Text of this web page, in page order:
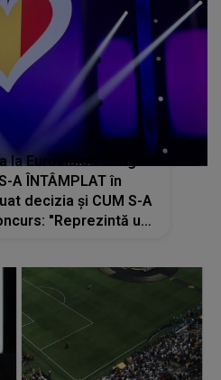
la Eurovision Song
A ÎNTÂMPLAT în
decizia și CUM S-A
"Reprezintă un